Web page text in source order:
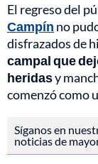
El regreso del
Campín no
disfrazados de
campal que
heridasy
comenzó como
Síganos en
noticias de